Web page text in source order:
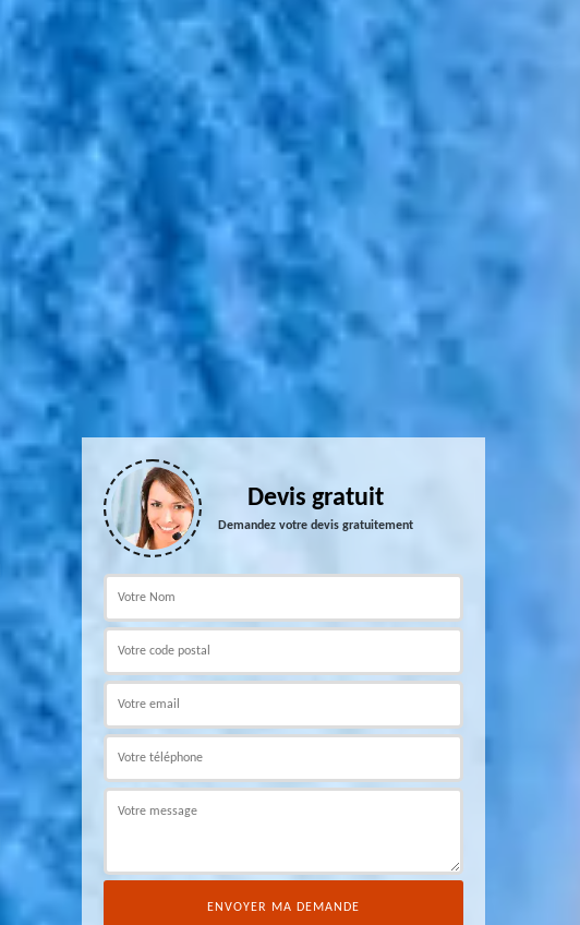
Devis gratuit
Demandez votre devis gratuitement